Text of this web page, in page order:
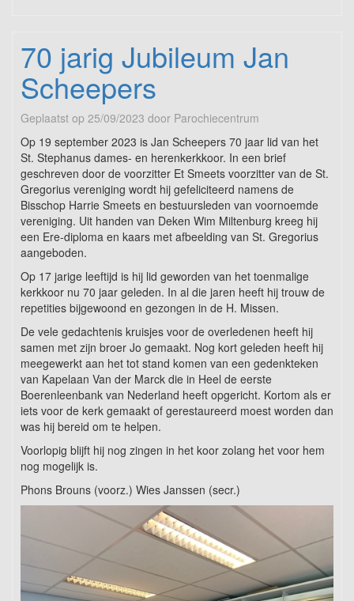
70 jarig Jubileum Jan
Scheepers
Geplaatst op 25/09/2023 door Parochiecentrum
Op 19 september 2023 is Jan Scheepers 70 jaar lid van het
St. Stephanus dames- en herenkerkkoor. In een brief
geschreven door de voorzitter Et Smeets voorzitter van de St.
Gregorius vereniging wordt hij gefeliciteerd namens de
Bisschop Harrie Smeets en bestuursleden van voornoemde
vereniging. Uit handen van Deken Wim Miltenburg kreeg hij
een Ere-diploma en kaars met afbeelding van St. Gregorius
aangeboden.
Op 17 jarige leeftijd is hij lid geworden van het toenmalige
kerkkoor nu 70 jaar geleden. In al die jaren heeft hij trouw de
repetities bijgewoond en gezongen in de H. Missen.
De vele gedachtenis kruisjes voor de overledenen heeft hij
samen met zijn broer Jo gemaakt. Nog kort geleden heeft hij
meegewerkt aan het tot stand komen van een gedenkteken
van Kapelaan Van der Marck die in Heel de eerste
Boerenleenbank van Nederland heeft opgericht. Kortom als er
iets voor de kerk gemaakt of gerestaureerd moest worden dan
was hij bereid om te helpen.
Voorlopig blijft hij nog zingen in het koor zolang het voor hem
nog mogelijk is.
Phons Brouns (voorz.) Wies Janssen (secr.)